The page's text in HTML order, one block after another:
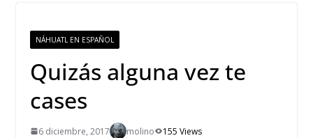
NÁHUATL EN ESPAÑOL
Quizás alguna vez te
cases
6 diciembre, 2017 molino 155 Views